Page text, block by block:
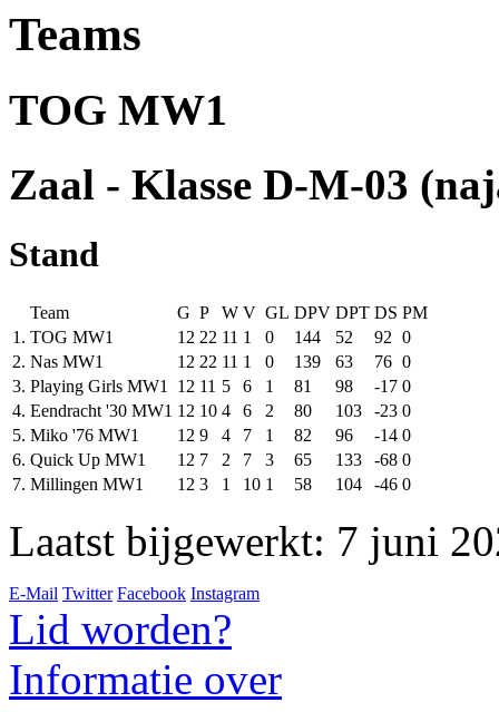
Teams
TOG MW1
Zaal - Klasse D-M-03
Stand
Team G P W V GL DPV DPT DS PM
1. TOG MW1 12 22 11 1 0 144 52 92 0
2. Nas MW1 12 22 11 1 0 139 63 76 0
3. Playing Girls MW1 12 11 5 6 1 81 98 -17 0
4. Eendracht '30 MW1 12 10 4 6 2 80 103 -23 0
5. Miko '76 MW1 12 9 4 7 1 82 96 -14 0
6. Quick Up MW1 12 7 2 7 3 65 133 -68 0
7. Millingen MW1 12 3 1 10 1 58 104 -46 0
Laatst bijgewerkt: 7 juni
E-Mail Twitter Facebook Instagram
Lid worden?
Informatie over